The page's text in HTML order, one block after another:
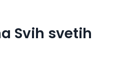
Svih svetih